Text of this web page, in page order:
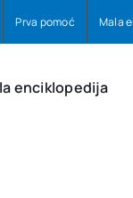
Prva pomoć Mala
enciklopedija